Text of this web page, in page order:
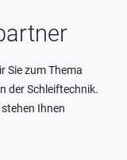
Sie zum Thema
der Schleiftechnik.
Ihnen